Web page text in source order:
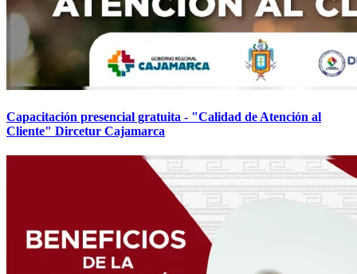
Capacitación presencial gratuita - "Calidad de Atención al
Cliente" Dircetur Cajamarca